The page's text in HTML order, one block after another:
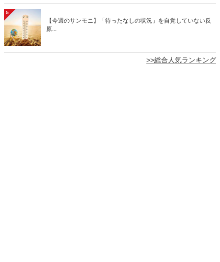
5
【今週のサンモニ】「待ったなしの状況」を自覚していない反
原...
>>総合人気ランキング